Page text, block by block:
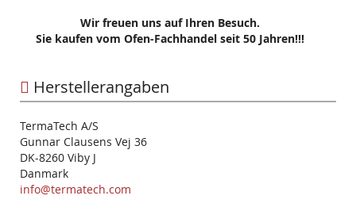
Wir freuen uns auf Ihren Besuch.
Sie kaufen vom Ofen-Fachhandel seit 50 Jahren!!!
Herstellerangaben
TermaTech A/S
Gunnar Clausens Vej 36
DK-8260 Viby J
Danmark
info@termatech.com